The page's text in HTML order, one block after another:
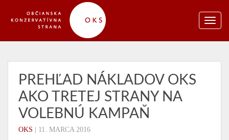
PREHĽAD NÁKLADOV OKS
AKO TRETEJ STRANY NA
VOLEBNÚ KAMPAŇ
OKS 11. MARCA 2016